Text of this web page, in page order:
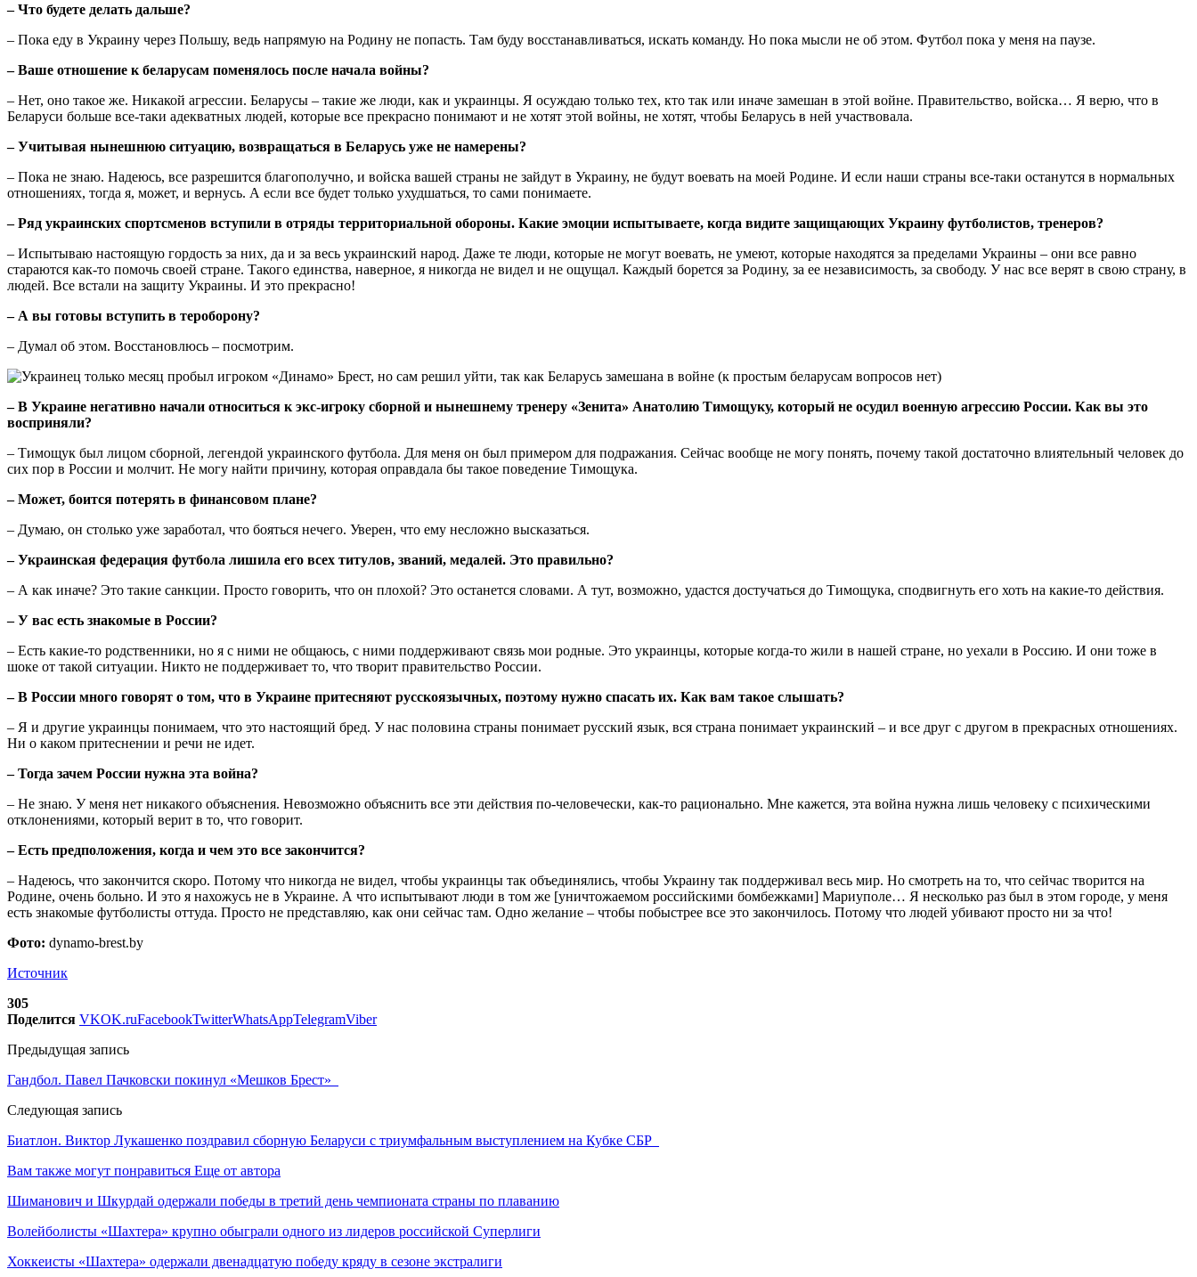
– Что будете делать дальше?
– Пока еду в Украину через Польшу, ведь напрямую на Родину не попасть. Там буду восстанавливаться, искать команду. Но пока мысли не об этом. Футбол пока у меня на паузе.
– Ваше отношение к беларусам поменялось после начала войны?
– Нет, оно такое же. Никакой агрессии. Беларусы – такие же люди, как и украинцы. Я осуждаю только тех, кто так или иначе замешан в этой войне. Правительство, войска… Я верю, что в
Беларуси больше все-таки адекватных людей, которые все прекрасно понимают и не хотят этой войны, не хотят, чтобы Беларусь в ней участвовала.
– Учитывая нынешнюю ситуацию, возвращаться в Беларусь уже не намерены?
– Пока не знаю. Надеюсь, все разрешится благополучно, и войска вашей страны не зайдут в Украину, не будут воевать на моей Родине. И если наши страны все-таки останутся в нормальных
отношениях, тогда я, может, и вернусь. А если все будет только ухудшаться, то сами понимаете.
– Ряд украинских спортсменов вступили в отряды территориальной обороны. Какие эмоции испытываете, когда видите защищающих Украину футболистов, тренеров?
– Испытываю настоящую гордость за них, да и за весь украинский народ. Даже те люди, которые не могут воевать, не умеют, которые находятся за пределами Украины – они все равно
стараются как-то помочь своей стране. Такого единства, наверное, я никогда не видел и не ощущал. Каждый борется за Родину, за ее независимость, за свободу. У нас все верят в свою страну, в
людей. Все встали на защиту Украины. И это прекрасно!
– А вы готовы вступить в тероборону?
– Думал об этом. Восстановлюсь – посмотрим.
– В Украине негативно начали относиться к экс-игроку сборной и нынешнему тренеру «Зенита» Анатолию Тимощуку, который не осудил военную агрессию России. Как вы это
восприняли?
– Тимощук был лицом сборной, легендой украинского футбола. Для меня он был примером для подражания. Сейчас вообще не могу понять, почему такой достаточно влиятельный человек до
сих пор в России и молчит. Не могу найти причину, которая оправдала бы такое поведение Тимощука.
– Может, боится потерять в финансовом плане?
– Думаю, он столько уже заработал, что бояться нечего. Уверен, что ему несложно высказаться.
– Украинская федерация футбола лишила его всех титулов, званий, медалей. Это правильно?
– А как иначе? Это такие санкции. Просто говорить, что он плохой? Это останется словами. А тут, возможно, удастся достучаться до Тимощука, сподвигнуть его хоть на какие-то действия.
– У вас есть знакомые в России?
– Есть какие-то родственники, но я с ними не общаюсь, с ними поддерживают связь мои родные. Это украинцы, которые когда-то жили в нашей стране, но уехали в Россию. И они тоже в
шоке от такой ситуации. Никто не поддерживает то, что творит правительство России.
– В России много говорят о том, что в Украине притесняют русскоязычных, поэтому нужно спасать их. Как вам такое слышать?
– Я и другие украинцы понимаем, что это настоящий бред. У нас половина страны понимает русский язык, вся страна понимает украинский – и все друг с другом в прекрасных отношениях.
Ни о каком притеснении и речи не идет.
– Тогда зачем России нужна эта война?
– Не знаю. У меня нет никакого объяснения. Невозможно объяснить все эти действия по-человечески, как-то рационально. Мне кажется, эта война нужна лишь человеку с психическими
отклонениями, который верит в то, что говорит.
– Есть предположения, когда и чем это все закончится?
– Надеюсь, что закончится скоро. Потому что никогда не видел, чтобы украинцы так объединялись, чтобы Украину так поддерживал весь мир. Но смотреть на то, что сейчас творится на
Родине, очень больно. И это я нахожусь не в Украине. А что испытывают люди в том же [уничтожаемом российскими бомбежками] Мариуполе… Я несколько раз был в этом городе, у меня
есть знакомые футболисты оттуда. Просто не представляю, как они сейчас там. Одно желание – чтобы побыстрее все это закончилось. Потому что людей убивают просто ни за что!
Фото: dynamo-brest.by
Источник
305
Поделится VKOK.ruFacebookTwitterWhatsAppTelegramViber
Предыдущая запись
Гандбол. Павел Пачковски покинул «Мешков Брест»
Следующая запись
Биатлон. Виктор Лукашенко поздравил сборную Беларуси с триумфальным выступлением на Кубке СБР
Вам также могут понравиться Еще от автора
Шиманович и Шкурдай одержали победы в третий день чемпионата страны по плаванию
Волейболисты «Шахтера» крупно обыграли одного из лидеров российской Суперлиги
Хоккеисты «Шахтера» одержали двенадцатую победу кряду в сезоне экстралиги